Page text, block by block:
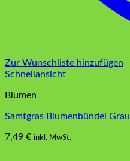
Zur Wunschliste hinzufügen
Schnellansicht
Blumen
Samtgras Blumenbündel Grau
7,49 € inkl. MwSt.